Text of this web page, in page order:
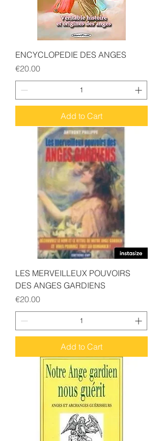
ENCYCLOPEDIE DES ANGES
Price
€20.00
Add to Cart
LES MERVEILLEUX POUVOIRS
DES ANGES GARDIENS
Price
€20.00
Add to Cart